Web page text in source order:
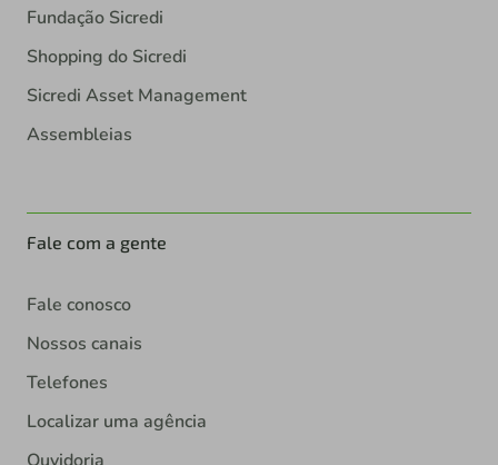
Fundação Sicredi
Shopping do Sicredi
Sicredi Asset Management
Assembleias
Fale com a gente
Fale conosco
Nossos canais
Telefones
Localizar uma agência